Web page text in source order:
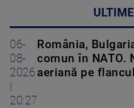
06-
08-
2026
|
20:27
România,
comun în NATO.
aeriană pe